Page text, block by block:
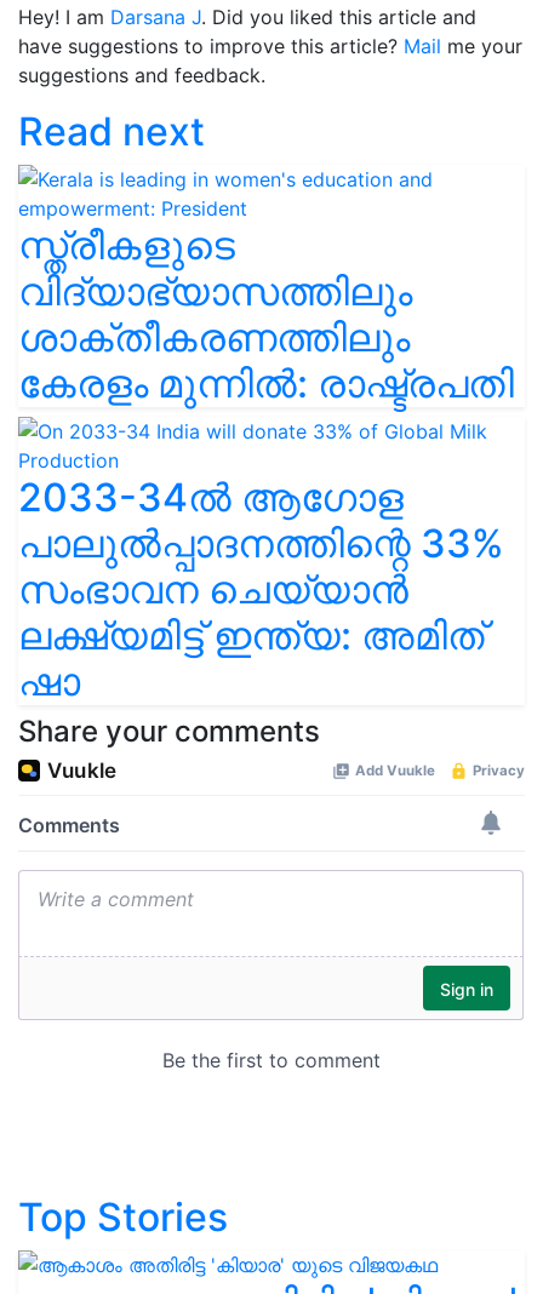
Hey! I am Darsana J. Did you liked this article and
have suggestions to improve this article? Mail me your
suggestions and feedback.
Read next
സ്ത്രീകളുടെ
വിദ്യാഭ്യാസത്തിലും
ശാക്തീകരണത്തിലും
കേരളം മുന്നിൽ: രാഷ്ട്രപതി
2033-34ൽ ആഗോള
പാലുൽപ്പാദനത്തിന്റെ 33%
സംഭാവന ചെയ്യാൻ
ലക്ഷ്യമിട്ട് ഇന്ത്യ: അമിത്
ഷാ
Share your comments
Top Stories